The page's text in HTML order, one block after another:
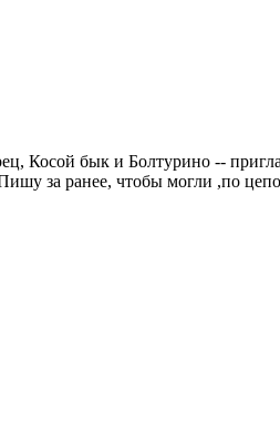
Косой бык и Болтурино --
за ранее, чтобы могли ,по